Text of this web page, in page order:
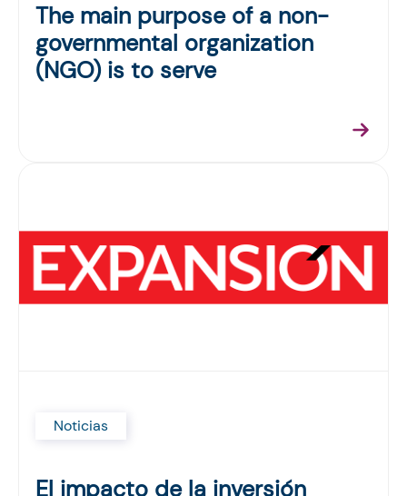
The main purpose of a non-
governmental organization
(NGO) is to serve
Noticias
El impacto de la inversión